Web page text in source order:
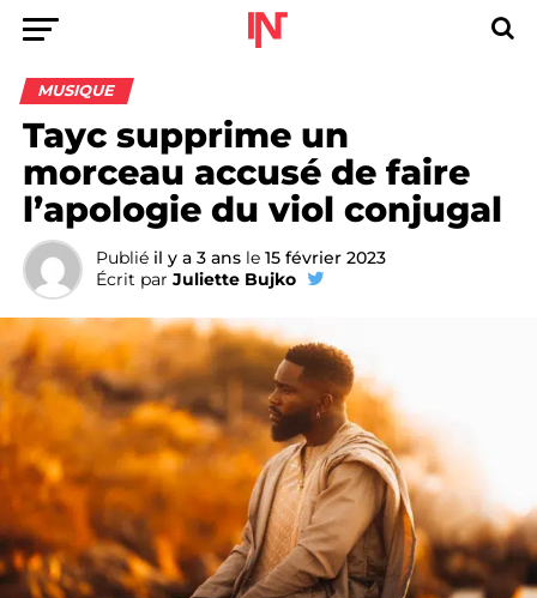
MUSIQUE
Tayc supprime un
morceau accusé de faire
l’apologie du viol conjugal
Publié il y a 3 ans le 15 février 2023
Écrit par Juliette Bujko